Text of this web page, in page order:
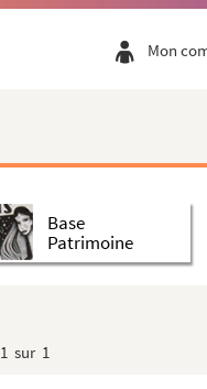
Mon
Base
Patrimoine
1 sur 1